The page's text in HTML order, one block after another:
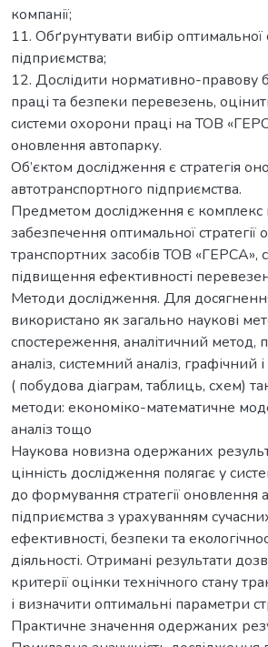
компанії;
11. Обґрунтувати вибір оптимальної
підприємства;
12. Дослідити нормативно-правову
праці та безпеки перевезень,
системи охорони праці на ТОВ
оновлення автопарку.
Об’єктом дослідження є стратегія
автотранспортного підприємства.
Предметом дослідження є комплекс
забезпечення оптимальної стратегії
транспортних засобів ТОВ «ГЕРСА»,
підвищення ефективності
Методи дослідження. Для
використано як загально наукові
спостереження, аналітичний метод,
аналіз, системний аналіз, графічний
( побудова діаграм, таблиць, схем) так
методи: економіко-математичне
аналіз тощо
Наукова новизна одержаних
цінність дослідження полягає у
до формування стратегії оновлення
підприємства з урахуванням
ефективності, безпеки та
діяльності. Отримані результати
критерії оцінки технічного стану
і визначити оптимальні параметри
Практичне значення одержаних